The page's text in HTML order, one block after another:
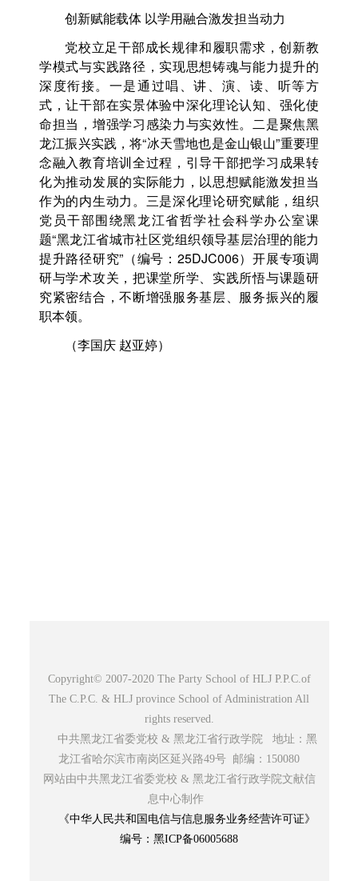
创新赋能载体 以学用融合激发担当动力
党校立足干部成长规律和履职需求，创新教
学模式与实践路径，实现思想铸魂与能力提升的
深度衔接。一是通过唱、讲、演、读、听等方
式，让干部在实景体验中深化理论认知、强化使
命担当，增强学习感染力与实效性。二是聚焦黑
龙江振兴实践，将“冰天雪地也是金山银山”重要理
念融入教育培训全过程，引导干部把学习成果转
化为推动发展的实际能力，以思想赋能激发担当
作为的内生动力。三是深化理论研究赋能，组织
党员干部围绕黑龙江省哲学社会科学办公室课
题“黑龙江省城市社区党组织领导基层治理的能力
提升路径研究”（编号：25DJC006）开展专项调
研与学术攻关，把课堂所学、实践所悟与课题研
究紧密结合，不断增强服务基层、服务振兴的履
职本领。
（李国庆 赵亚婷）
Copyright© 2007-2020 The Party School of HLJ P.P.C.of
The C.P.C. & HLJ province School of Administration All
rights reserved.
中共黑龙江省委党校 & 黑龙江省行政学院 地址：黑
龙江省哈尔滨市南岗区延兴路49号 邮编：150080
网站由中共黑龙江省委党校 & 黑龙江省行政学院文献信
息中心制作
《中华人民共和国电信与信息服务业务经营许可证》
编号：黑ICP备06005688